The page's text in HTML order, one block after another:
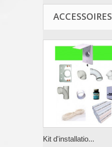
ACCESSOIRES
Kit d'installatio...